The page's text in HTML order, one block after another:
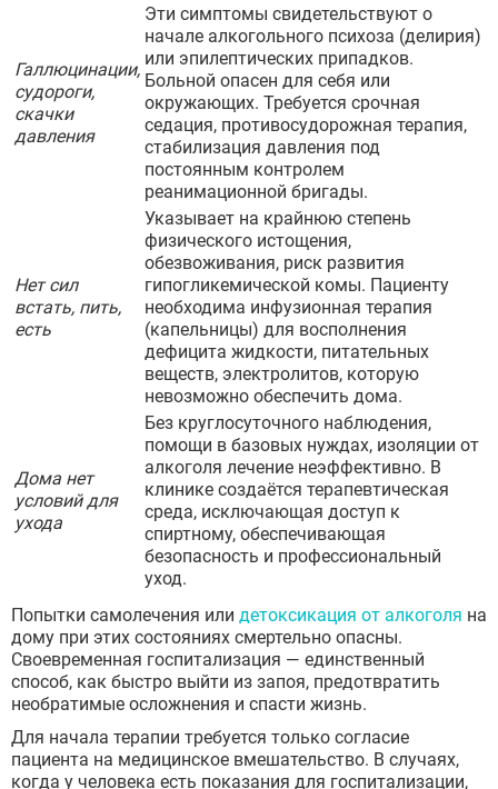
Галлюцинации,
судороги,
скачки
давления
Эти симптомы свидетельствуют о
начале алкогольного психоза (делирия)
или эпилептических припадков.
Больной опасен для себя или
окружающих. Требуется срочная
седация, противосудорожная терапия,
стабилизация давления под
постоянным контролем
реанимационной бригады.
Нет сил
встать, пить,
есть
Указывает на крайнюю степень
физического истощения,
обезвоживания, риск развития
гипогликемической комы. Пациенту
необходима инфузионная терапия
(капельницы) для восполнения
дефицита жидкости, питательных
веществ, электролитов, которую
невозможно обеспечить дома.
Дома нет
условий для
ухода
Без круглосуточного наблюдения,
помощи в базовых нуждах, изоляции от
алкоголя лечение неэффективно. В
клинике создаётся терапевтическая
среда, исключающая доступ к
спиртному, обеспечивающая
безопасность и профессиональный
уход.
Попытки самолечения или детоксикация от алкоголя на
дому при этих состояниях смертельно опасны.
Своевременная госпитализация — единственный
способ, как быстро выйти из запоя, предотвратить
необратимые осложнения и спасти жизнь.
Для начала терапии требуется только согласие
пациента на медицинское вмешательство. В случаях,
когда у человека есть показания для госпитализации,